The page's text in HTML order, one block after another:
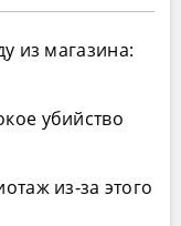
из магазина:
убийство
из-за этого